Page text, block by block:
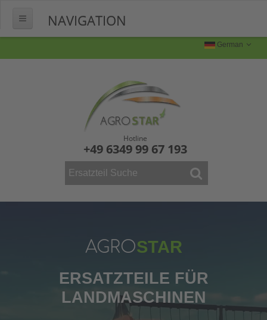
German
Hotline
+49 6349 99 67 193
NAVIGATION
Zubehör Weinbau
AGROSTAR
ERSATZTEILE FÜR
LANDMASCHINEN